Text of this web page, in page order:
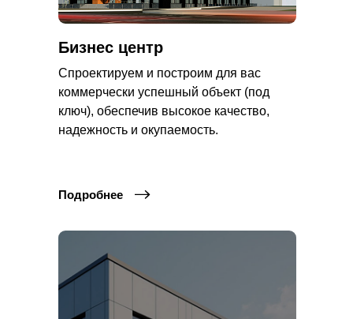
Спроектируем и построим для вас
коммерчески успешный объект (под
ключ), обеспечив высокое качество,
надежность и окупаемость.
Бизнес центр
Подробнее